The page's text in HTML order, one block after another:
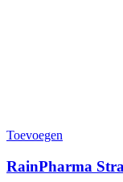
Toevoegen
RainPharma